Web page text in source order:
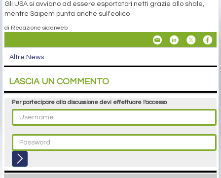
Gli USA si avviano ad essere esportatori netti grazie allo shale,
mentre Saipem punta anche sull'eolico
di Redazione siderweb
Altre News
LASCIA UN COMMENTO
Per partecipare alla discussione devi effettuare l'accesso